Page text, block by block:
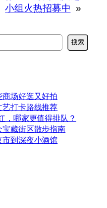
小组火热招募中 »
搜索
商场好逛又好拍
打卡路线推荐
，哪家更值得排队？
藏街区散步指南
市到深夜小酒馆